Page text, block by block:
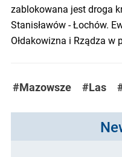
zablokowana jest droga
Stanisławów - Łochów.
Ołdakowizna i Rządza w
#Mazowsze #Las